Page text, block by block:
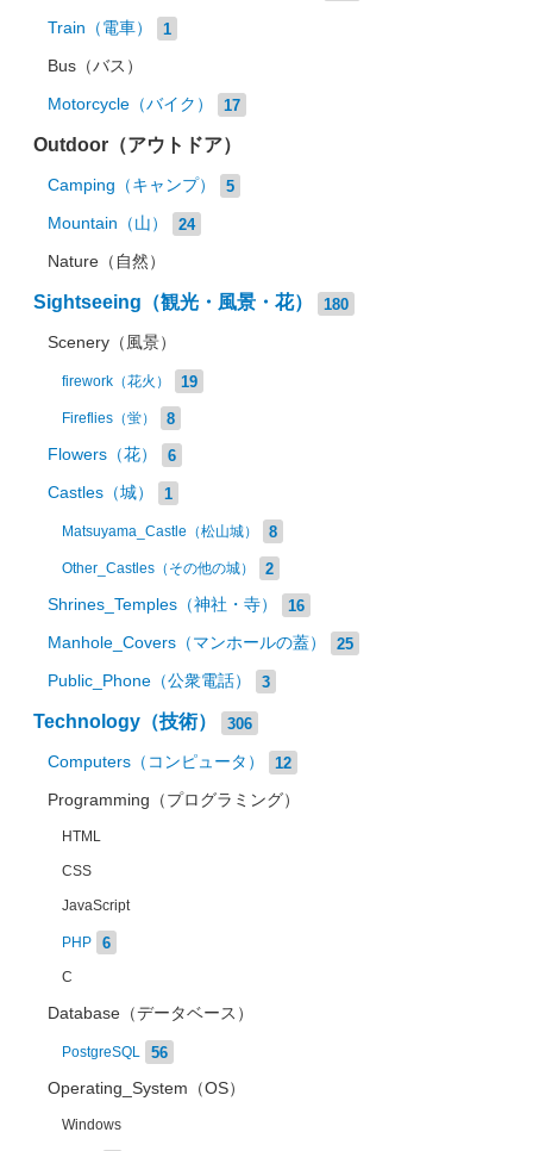
Train（電車） 1
Bus（バス）
Motorcycle（バイク） 17
Outdoor（アウトドア）
Camping（キャンプ） 5
Mountain（山） 24
Nature（自然）
Sightseeing（観光・風景・花） 180
Scenery（風景）
firework（花火） 19
Fireflies（蛍） 8
Flowers（花） 6
Castles（城） 1
Matsuyama_Castle（松山城） 8
Other_Castles（その他の城） 2
Shrines_Temples（神社・寺） 16
Manhole_Covers（マンホールの蓋） 25
Public_Phone（公衆電話） 3
Technology（技術） 306
Computers（コンピュータ） 12
Programming（プログラミング）
HTML
CSS
JavaScript
PHP 6
C
Database（データベース）
PostgreSQL 56
Operating_System（OS）
Windows